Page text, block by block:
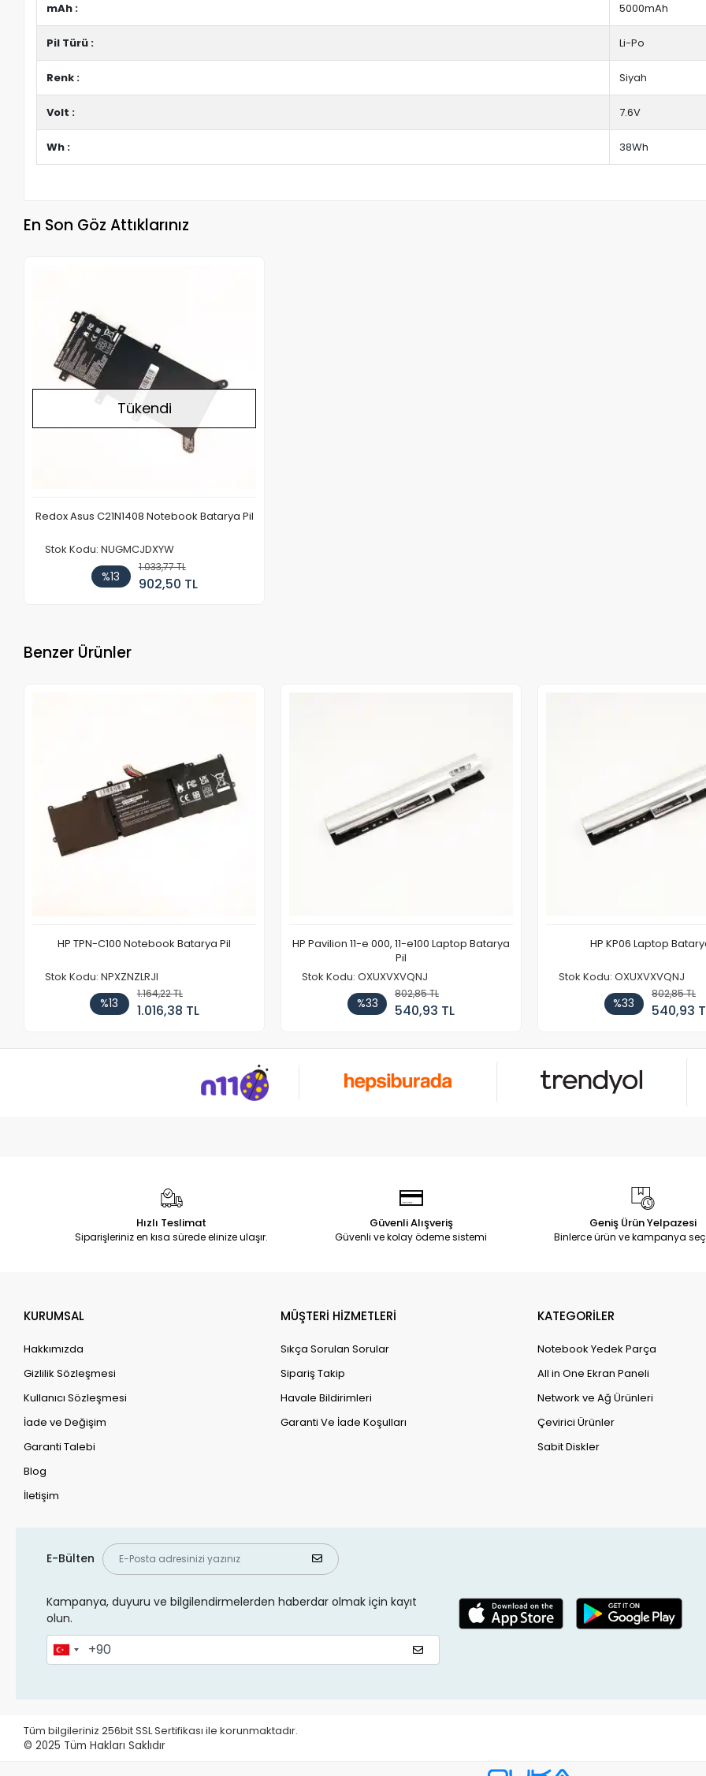
mAh : 5000mAh
Pil Türü : Li-Po
Renk : Siyah
Volt : 7.6V
Wh : 38Wh
En Son Göz Attıklarınız
Tükendi
Redox Asus C21N1408 Notebook Batarya Pil
Stok Kodu: NUGMCJDXYW
%13
1.033,77 TL
902,50 TL
Benzer Ürünler
HP TPN-C100 Notebook Batarya Pil
Stok Kodu: NPXZNZLRJI
%13
1.164,22 TL
1.016,38 TL
HP Pavilion 11-e 000, 11-e100 Laptop Batarya
Pil
Stok Kodu: OXUXVXVQNJ
%33
802,85 TL
540,93 TL
HP KP06 Laptop
Stok Kodu: OXUXVXVQNJ
%33
802,85 TL
540,93
Hızlı Teslimat
Siparişleriniz en kısa sürede elinize ulaşır.
Güvenli Alışveriş
Güvenli ve kolay ödeme sistemi
Geniş Ürün Yelpazesi
Binlerce ürün ve kampanya
KURUMSAL
Hakkımızda
Gizlilik Sözleşmesi
Kullanıcı Sözleşmesi
İade ve Değişim
Garanti Talebi
Blog
İletişim
MÜŞTERİ HİZMETLERİ
Sıkça Sorulan Sorular
Sipariş Takip
Havale Bildirimleri
Garanti Ve İade Koşulları
KATEGORİLER
Notebook Yedek Parça
All in One Ekran Paneli
Network ve Ağ Ürünleri
Çevirici Ürünler
Sabit Diskler
E-Bülten
Kampanya, duyuru ve bilgilendirmelerden haberdar olmak için kayıt
olun.
Tüm bilgileriniz 256bit SSL Sertifikası ile korunmaktadır.
© 2025 Tüm Hakları Saklıdır